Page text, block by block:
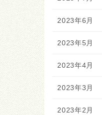
2023年6月
2023年5月
2023年4月
2023年3月
2023年2月